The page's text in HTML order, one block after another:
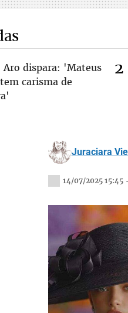
Aro dispara: 'Mateus
carisma de
Juraciara
14/07/2025 15:45